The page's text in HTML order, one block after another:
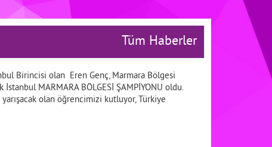
Tüm Haberler
Birincisi olan Eren Genç, Marmara Bölgesi
MARMARA BÖLGESİ ŞAMPİYONU oldu.
olan öğrencimizi kutluyor, Türkiye